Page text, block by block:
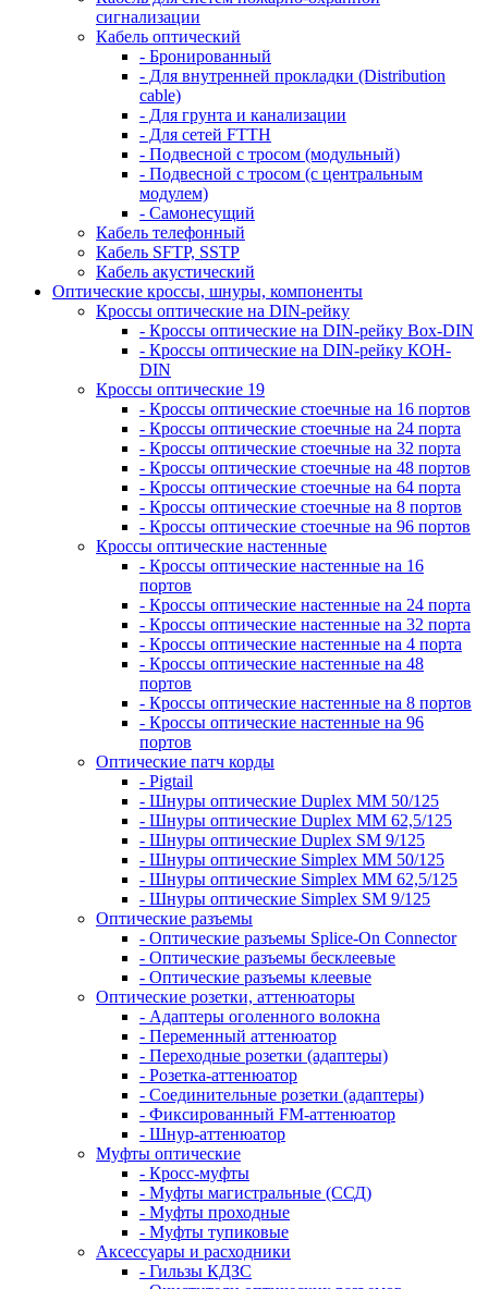
сигнализации
Кабель оптический
- Бронированный
- Для внутренней прокладки (Distribution
cable)
- Для грунта и канализации
- Для сетей FTTH
- Подвесной с тросом (модульный)
- Подвесной с тросом (с центральным
модулем)
- Самонесущий
Кабель телефонный
Кабель SFTP, SSTP
Кабель акустический
Оптические кроссы, шнуры, компоненты
Кроссы оптические на DIN-рейку
- Кроссы оптические на DIN-рейку Box-DIN
- Кроссы оптические на DIN-рейку КОН-
DIN
Кроссы оптические 19
- Кроссы оптические стоечные на 16 портов
- Кроссы оптические стоечные на 24 порта
- Кроссы оптические стоечные на 32 порта
- Кроссы оптические стоечные на 48 портов
- Кроссы оптические стоечные на 64 порта
- Кроссы оптические стоечные на 8 портов
- Кроссы оптические стоечные на 96 портов
Кроссы оптические настенные
- Кроссы оптические настенные на 16
портов
- Кроссы оптические настенные на 24 порта
- Кроссы оптические настенные на 32 порта
- Кроссы оптические настенные на 4 порта
- Кроссы оптические настенные на 48
портов
- Кроссы оптические настенные на 8 портов
- Кроссы оптические настенные на 96
портов
Оптические патч корды
- Pigtail
- Шнуры оптические Duplex MM 50/125
- Шнуры оптические Duplex MM 62,5/125
- Шнуры оптические Duplex SM 9/125
- Шнуры оптические Simplex MM 50/125
- Шнуры оптические Simplex MM 62,5/125
- Шнуры оптические Simplex SM 9/125
Оптические разъемы
- Оптические разъемы Splice-On Connector
- Оптические разъемы бесклеевые
- Оптические разъемы клеевые
Оптические розетки, аттенюаторы
- Адаптеры оголенного волокна
- Переменный аттенюатор
- Переходные розетки (адаптеры)
- Розетка-аттенюатор
- Соединительные розетки (адаптеры)
- Фиксированный FM-аттенюатор
- Шнур-аттенюатор
Муфты оптические
- Кросс-муфты
- Муфты магистральные (ССД)
- Муфты проходные
- Муфты тупиковые
Аксессуары и расходники
- Гильзы КДЗС